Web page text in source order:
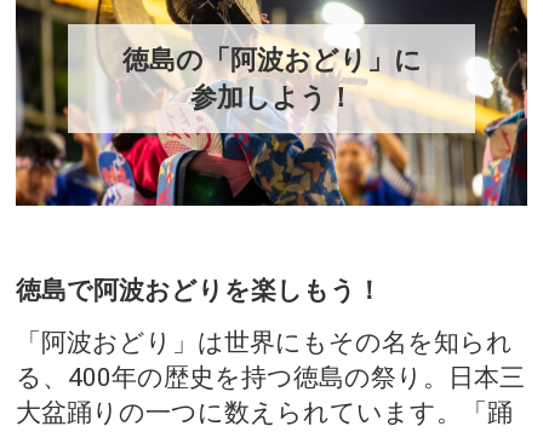
徳島の「阿波おどり」に
参加しよう！
徳島で阿波おどりを楽しもう！
「阿波おどり」は世界にもその名を知られ
る、400年の歴史を持つ徳島の祭り。日本三
大盆踊りの一つに数えられています。「踊